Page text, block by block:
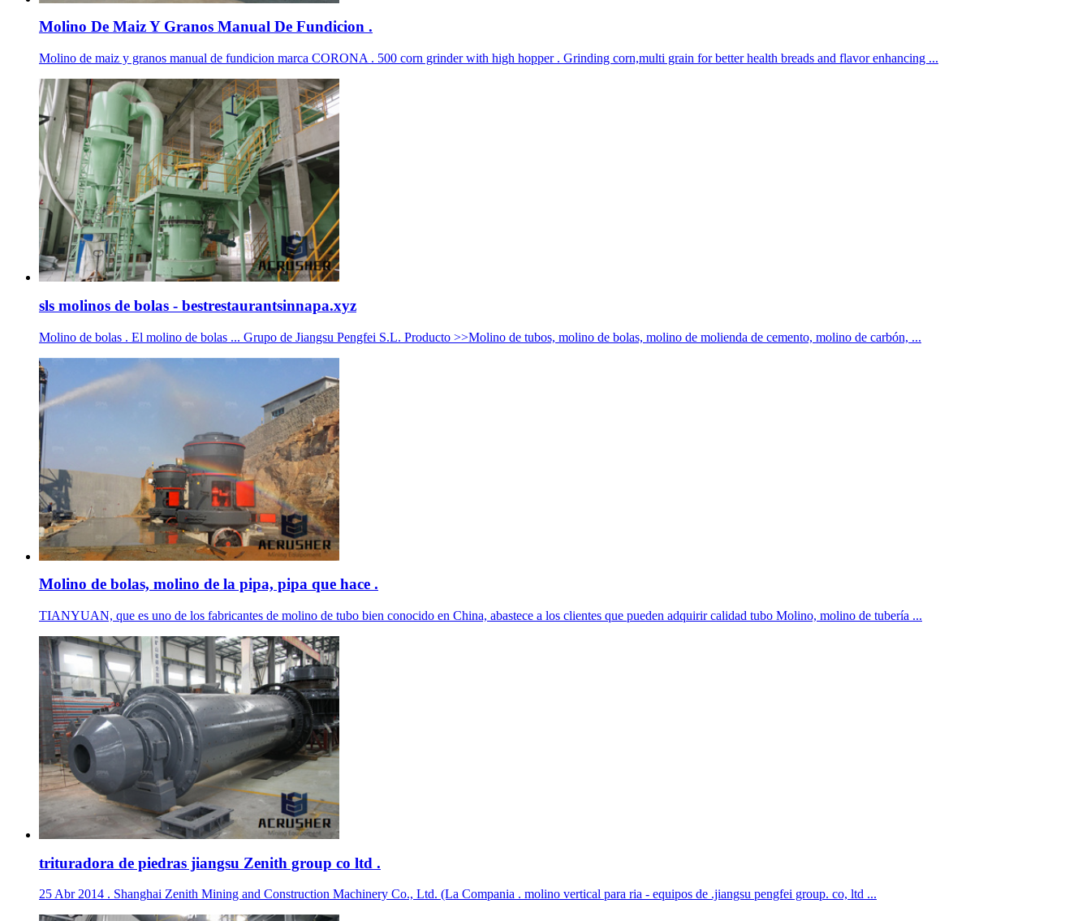
Molino De Maiz Y Granos Manual De Fundicion .
Molino de maiz y granos manual de fundicion marca CORONA . 500 corn grinder with high hopper . Grinding corn,multi grain for better health breads and flavor enhancing ...
sls molinos de bolas - bestrestaurantsinnapa.xyz
Molino de bolas . El molino de bolas ... Grupo de Jiangsu Pengfei S.L. Producto >>Molino de tubos, molino de bolas, molino de molienda de cemento, molino de carbón, ...
Molino de bolas, molino de la pipa, pipa que hace .
TIANYUAN, que es uno de los fabricantes de molino de tubo bien conocido en China, abastece a los clientes que pueden adquirir calidad tubo Molino, molino de tubería ...
trituradora de piedras jiangsu Zenith group co ltd .
25 Abr 2014 . Shanghai Zenith Mining and Construction Machinery Co., Ltd. (La Compania . molino vertical para ria - equipos de .jiangsu pengfei group. co, ltd ...